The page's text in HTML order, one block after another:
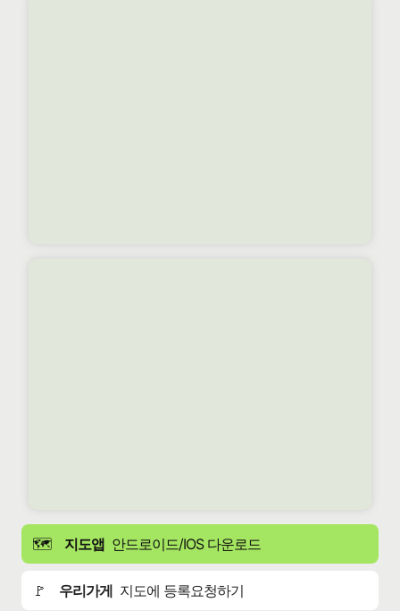
🗺️ 지도앱 안드로이드/IOS 다운로드
🚩 우리가게 지도에 등록요청하기